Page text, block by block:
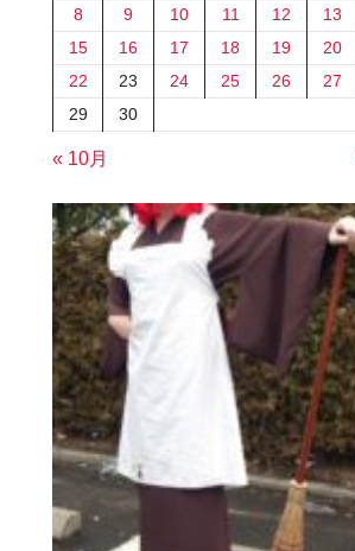
8
9 10 11 12 13
15
16 17 18 19 20
22
23 24 25 26 27
29
30
« 10月